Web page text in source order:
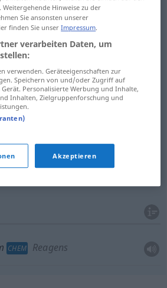
Medizin, Behandlung etc
Medizin, Behandlung etc
Medizin, Behandlung
JUR Rechtsgeschäft
CHEM Reagens
Hinweise zu der
Sie ansonsten unserer
finden Sie unserImpressum.
verarbeiten Daten, um
verwenden. Geräteeigenschaften zur
Speichern von und/oder Zugriff auf
Personalisierte Werbung und Inhalte,
Inhalten, Zielgruppenforschung und
Akzeptieren